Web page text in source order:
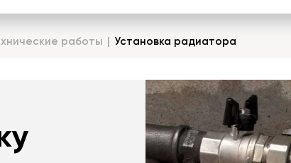
работы Установка радиатора